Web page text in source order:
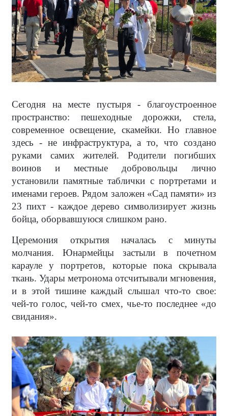
Сегодня на месте пустыря - благоустроенное
пространство: пешеходные дорожки, стела,
современное освещение, скамейки. Но главное
здесь - не инфраструктура, а то, что создано
руками самих жителей. Родители погибших
воинов и местные добровольцы лично
установили памятные таблички с портретами и
именами героев. Рядом заложен «Сад памяти» из
23 пихт - каждое дерево символизирует жизнь
бойца, оборвавшуюся слишком рано.
Церемония открытия началась с минуты
молчания. Юнармейцы застыли в почетном
карауле у портретов, которые пока скрывала
ткань. Удары метронома отсчитывали мгновения,
и в этой тишине каждый слышал что-то свое:
чей-то голос, чей-то смех, чье-то последнее «до
свидания».